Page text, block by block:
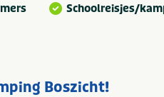
Schoolreisjes/
Boszicht!